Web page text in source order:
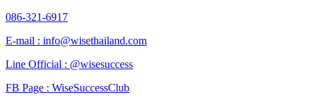
086-321-6917
E-mail : info@wisethailand.com
Line Official : @wisesuccess
FB Page : WiseSuccessClub